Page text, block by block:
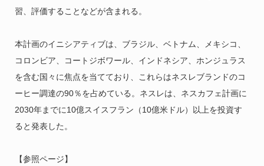
習、評価することなどが含まれる。
本計画のイニシアティブは、ブラジル、ベトナム、メキシコ、
コロンビア、コートジボワール、インドネシア、ホンジュラス
を含む国々に焦点を当てており、これらはネスレブランドのコ
ーヒー調達の90％を占めている。ネスレは、ネスカフェ計画に
2030年までに10億スイスフラン（10億米ドル）以上を投資す
ると発表した。
【参照ページ】